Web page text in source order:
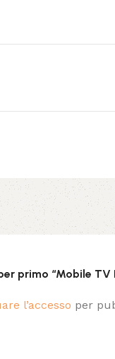
primo “Mobile TV
l’accesso per